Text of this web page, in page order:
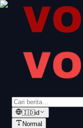
🇮🇩id
Normal